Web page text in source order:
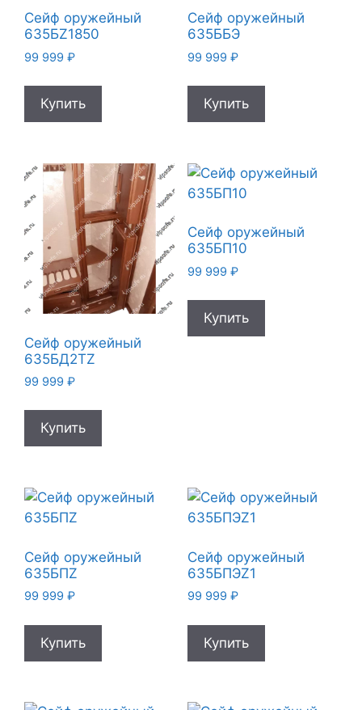
Сейф оружейный
635БZ1850
99 999 ₽
Купить
Сейф оружейный
635ББЭ
99 999 ₽
Купить
Сейф оружейный
635БД2ТZ
99 999 ₽
Купить
Сейф оружейный
635БП10
99 999 ₽
Купить
Сейф оружейный
635БПZ
99 999 ₽
Купить
Сейф оружейный
635БПЭZ1
99 999 ₽
Купить